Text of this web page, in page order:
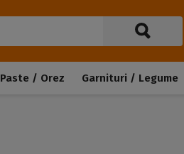
Paste / Orez Garnituri / Legume